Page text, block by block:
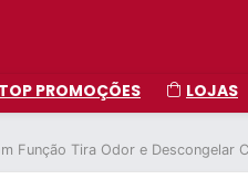
TOP PROMOÇÕES LOJAS
Função Tira Odor e Descongelar